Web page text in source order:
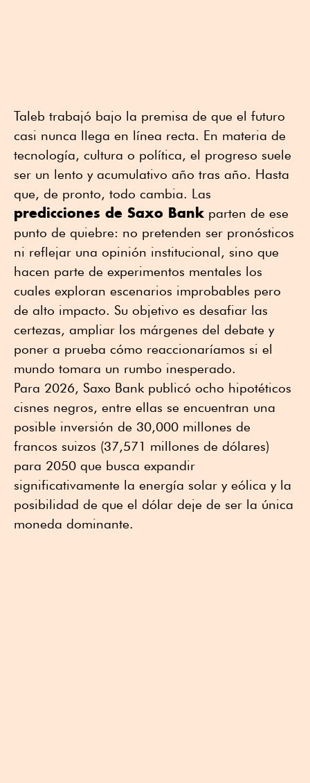
Taleb trabajó bajo la premisa de que el futuro
casi nunca llega en línea recta. En materia de
tecnología, cultura o política, el progreso suele
ser un lento y acumulativo año tras año. Hasta
que, de pronto, todo cambia. Las
predicciones de Saxo Bank parten de ese
punto de quiebre: no pretenden ser pronósticos
ni reflejar una opinión institucional, sino que
hacen parte de experimentos mentales los
cuales exploran escenarios improbables pero
de alto impacto. Su objetivo es desafiar las
certezas, ampliar los márgenes del debate y
poner a prueba cómo reaccionaríamos si el
mundo tomara un rumbo inesperado.
Para 2026, Saxo Bank publicó ocho hipotéticos
cisnes negros, entre ellas se encuentran una
posible inversión de 30,000 millones de
francos suizos (37,571 millones de dólares)
para 2050 que busca expandir
significativamente la energía solar y eólica y la
posibilidad de que el dólar deje de ser la única
moneda dominante.